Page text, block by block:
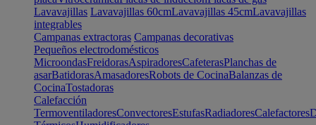
Lavavajillas Lavavajillas 60cmLavavajillas 45cmLavavajillas
integrables
Campanas extractoras Campanas decorativas
Pequeños electrodomésticos
MicroondasFreidorasAspiradoresCafeterasPlanchas de
asarBatidorasAmasadoresRobots de CocinaBalanzas de
CocinaTostadoras
Calefacción
TermoventiladoresConvectoresEstufasRadiadoresCalefactores